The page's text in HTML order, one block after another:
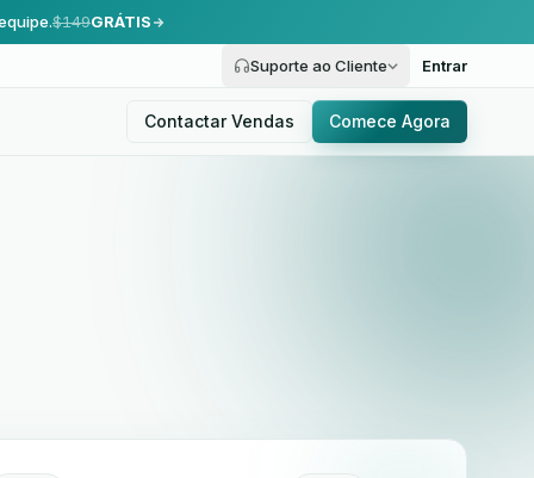
$149GRÁTIS
Suporte ao Cliente Entrar
Contactar Vendas Comece Agora